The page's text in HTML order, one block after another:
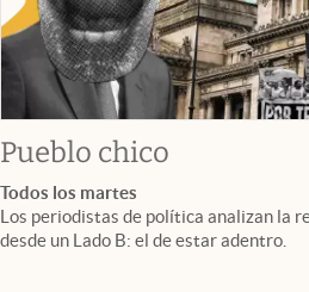
Pueblo chico
Todos los martes
Los periodistas de política analizan la
desde un Lado B: el de estar adentro.